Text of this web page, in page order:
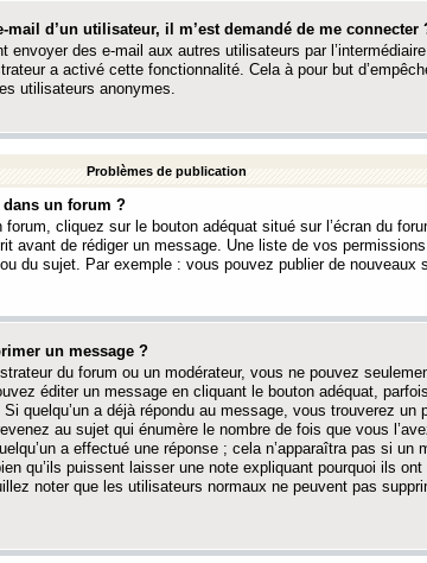
d’un utilisateur, il m’est demandé de me connecter
des e-mail aux autres utilisateurs par
a activé cette fonctionnalité. Cela à pour but
utilisateurs anonymes.
Problèmes de publication
un forum ?
forum, cliquez sur le bouton adéquat situé sur l’écran du
avant de rédiger un message. Une liste de vos
du sujet. Par exemple : vous pouvez publier de nouveaux
un message ?
du forum ou un modérateur, vous ne pouvez
éditer un message en cliquant le bouton adéquat,
quelqu’un a déjà répondu au message, vous trouverez un
au sujet qui énumère le nombre de fois que vous
a effectué une réponse ; cela n’apparaîtra pas si un
qu’ils puissent laisser une note expliquant pourquoi ils
noter que les utilisateurs normaux ne peuvent pas